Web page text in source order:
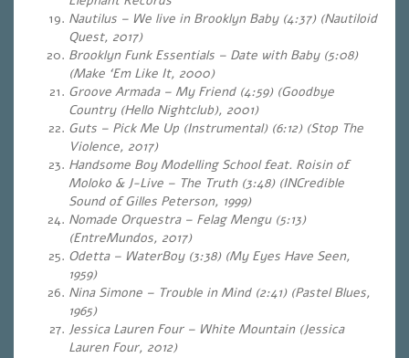
Nautilus – We live in Brooklyn Baby (4:37) (Nautiloid
Quest, 2017)
Brooklyn Funk Essentials – Date with Baby (5:08)
(Make ‘Em Like It, 2000)
Groove Armada – My Friend (4:59) (Goodbye
Country (Hello Nightclub), 2001)
Guts – Pick Me Up (Instrumental) (6:12) (Stop The
Violence, 2017)
Handsome Boy Modelling School feat. Roisin of
Moloko & J-Live – The Truth (3:48) (INCredible
Sound of Gilles Peterson, 1999)
Nomade Orquestra – Felag Mengu (5:13)
(EntreMundos, 2017)
Odetta – WaterBoy (3:38) (My Eyes Have Seen,
1959)
Nina Simone – Trouble in Mind (2:41) (Pastel Blues,
1965)
Jessica Lauren Four – White Mountain (Jessica
Lauren Four, 2012)